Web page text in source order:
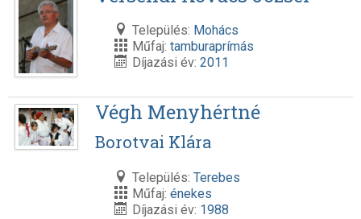
Település: Mohács
Műfaj: tamburaprímás
Díjazási év: 2011
Végh Menyhértné
Borotvai Klára
Település: Terebes
Műfaj: énekes
Díjazási év: 1988